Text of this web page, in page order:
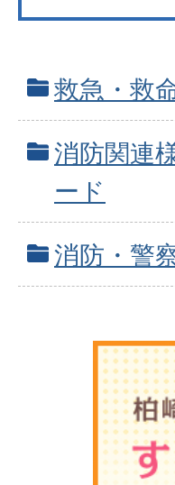
救急・救
消防関連
ード
消防・警